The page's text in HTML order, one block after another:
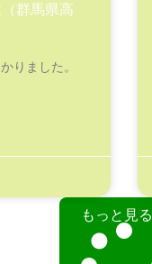
群馬県高
りました。
もっと見る